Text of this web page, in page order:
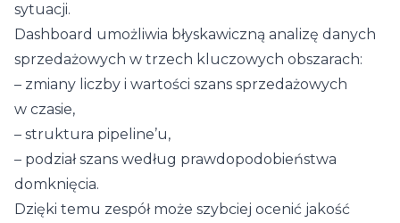
sytuacji.
Dashboard umożliwia błyskawiczną analizę danych
sprzedażowych w trzech kluczowych obszarach:
– zmiany liczby i wartości szans sprzedażowych
w czasie,
– struktura pipeline’u,
– podział szans według prawdopodobieństwa
domknięcia.
Dzięki temu zespół może szybciej ocenić jakość